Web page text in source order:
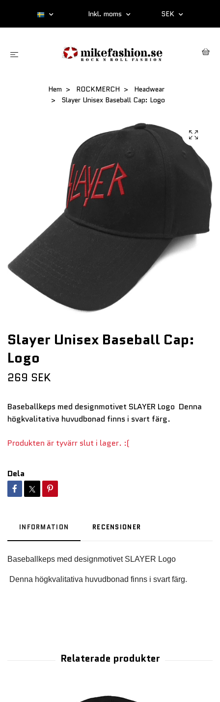
Inkl. moms SEK
Hem ROCKMERCH
Headwear
Slayer Unisex Baseball Cap: Logo
Slayer Unisex Baseball Cap:
Logo
269 SEK
Baseballkeps med designmotivet SLAYER Logo Denna
högkvalitativa huvudbonad finns i svart färg.
Produkten är tyvärr slut i lager. :(
Dela
INFORMATION RECENSIONER
Denna högkvalitativa huvudbonad finns i svart färg.